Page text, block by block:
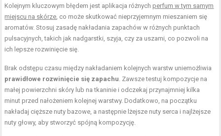
Kolejnym kluczowym błędem jest aplikacja różnych perfum w tym samym
miejscu na skórze , co może skutkować nieprzyjemnym mieszaniem się
aromatów. Stosuj zasadę nakładania zapachów w różnych punktach
pulsacyjnych, takich jak nadgarstki, szyja, czy za uszami, co pozwoli na
ich lepsze rozwinięcie się.
Brak odstępu czasu między nakładaniem kolejnych warstw uniemożliwia
prawidłowe rozwinięcie się zapachu . Zawsze testuj kompozycje na
małej powierzchni skóry lub na tkaninie i odczekaj przynajmniej kilka
minut przed nałożeniem kolejnej warstwy. Dodatkowo, na początku
nakładaj cięższe nuty bazowe, a następnie lżejsze nuty serca i najlżejsze
nuty głowy, aby stworzyć spójną kompozycję.